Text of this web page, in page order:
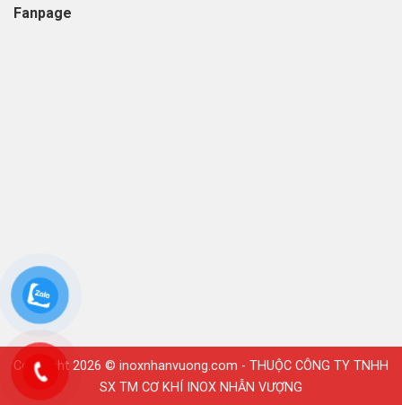
Fanpage
Copyright 2026 © inoxnhanvuong.com - THUỘC CÔNG TY TNHH
SX TM CƠ KHÍ INOX NHẪN VƯỢNG